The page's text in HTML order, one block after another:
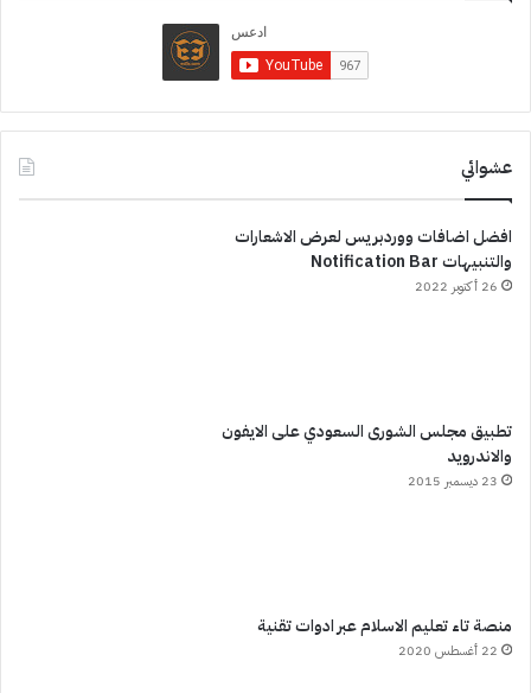
عشوائي
افضل اضافات ووردبريس لعرض الاشعارات
والتنبيهات Notification Bar
26 أكتوبر 2022
تطبيق مجلس الشورى السعودي على الايفون
والاندرويد
23 ديسمبر 2015
منصة تاء تعليم الاسلام عبر ادوات تقنية
22 أغسطس 2020